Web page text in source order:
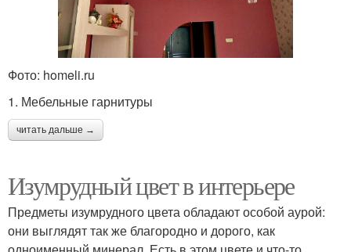
Фото: homeli.ru
1. Мебельные гарнитуры
читать дальше →
Изумрудный цвет в интерьере
Предметы изумрудного цвета обладают особой аурой:
они выглядят так же благородно и дорого, как